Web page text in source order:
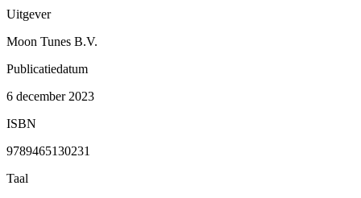
Uitgever
Moon Tunes B.V.
Publicatiedatum
6 december 2023
ISBN
9789465130231
Taal